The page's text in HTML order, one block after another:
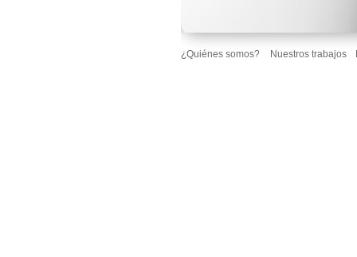
¿Quiénes somos? Nuestros trabajos